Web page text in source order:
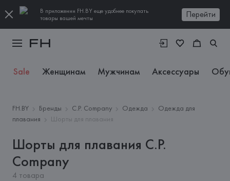
В приложении FH.BY еще удобнее покупать
товары вашей мечты
Перейти
Sale Женщинам Мужчинам Аксессуары
FH.BY Бренды C.P. Company Одежда
Одежда для
плавания
Шорты для плавания
Шорты для плавания C.P.
Company
4 товара